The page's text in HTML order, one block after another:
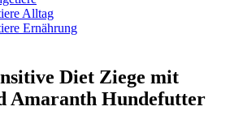
Alltag
Ernährung
Diet Ziege mit
Amaranth Hundefutter